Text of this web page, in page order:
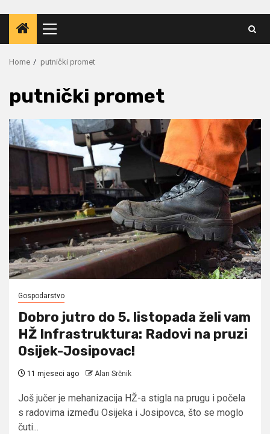
Primary
Menu
Home putnički promet
putnički promet
Gospodarstvo
Dobro jutro do 5. listopada želi vam
HŽ Infrastruktura: Radovi na pruzi
Osijek-Josipovac!
11 mjeseci ago Alan Srčnik
Još jučer je mehanizacija HŽ-a stigla na prugu i počela
s radovima između Osijeka i Josipovca, što se moglo
čuti...